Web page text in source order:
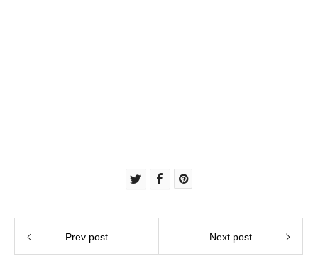
Prev post Next post